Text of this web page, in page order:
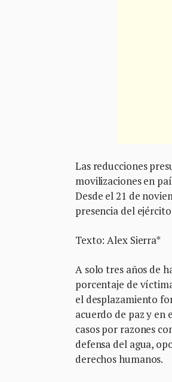
Las reducciones
movilizaciones en
Desde el 21 de
presencia del
Texto: Alex Sierra*
A solo tres años de
porcentaje de
el desplazamiento
acuerdo de paz y en
casos por razones
defensa del agua,
derechos humanos.